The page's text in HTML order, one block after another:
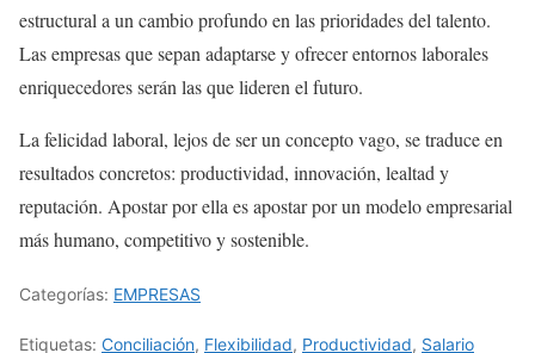
estructural a un cambio profundo en las prioridades del talento.
Las empresas que sepan adaptarse y ofrecer entornos laborales
enriquecedores serán las que lideren el futuro.
La felicidad laboral, lejos de ser un concepto vago, se traduce en
resultados concretos: productividad, innovación, lealtad y
reputación. Apostar por ella es apostar por un modelo empresarial
más humano, competitivo y sostenible.
Categorías: EMPRESAS
Etiquetas: Conciliación, Flexibilidad, Productividad, Salario